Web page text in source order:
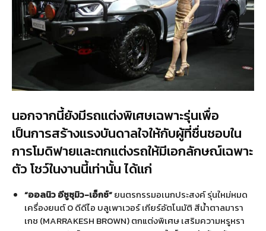
นอกจากนี้ยังมีรถแต่งพิเศษเฉพาะรุ่นเพื่อ
เป็นการสร้างแรงบันดาลใจให้กับผู้ที่ชื่นชอบใน
การโมดิฟายและตกแต่งรถให้มีเอกลักษณ์เฉพาะ
ตัว โชว์ในงานนี้เท่านั้น ได้แก่
“ออลนิว อีซูซุมิว-เอ็กซ์”ยนตรกรรมอเนกประสงค์ รุ่นใหม่หมด
เครื่องยนต์ 0 ดีดีไอ บลูเพาเวอร์ เกียร์อัตโนมัติ สีน้ำตาลมารา
เกช (MARRAKESH BROWN) ตกแต่งพิเศษ เสริมความหรูหรา